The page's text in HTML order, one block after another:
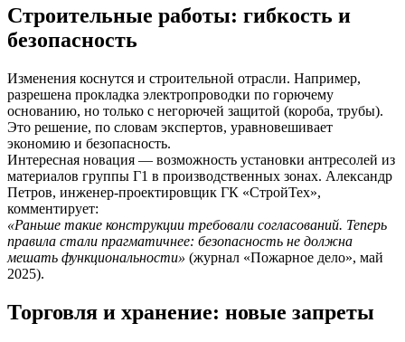
Строительные работы: гибкость и
безопасность
Изменения коснутся и строительной отрасли. Например,
разрешена прокладка электропроводки по горючему
основанию, но только с негорючей защитой (короба, трубы).
Это решение, по словам экспертов, уравновешивает
экономию и безопасность.
Интересная новация — возможность установки антресолей из
материалов группы Г1 в производственных зонах. Александр
Петров, инженер-проектировщик ГК «СтройТех»,
комментирует:
«Раньше такие конструкции требовали согласований. Теперь
правила стали прагматичнее: безопасность не должна
мешать функциональности» (журнал «Пожарное дело», май
2025).
Торговля и хранение: новые запреты